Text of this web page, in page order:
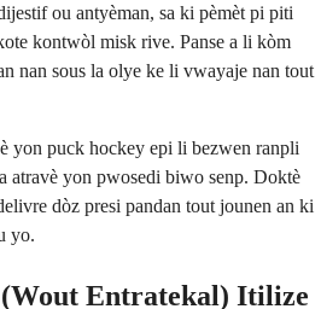
ou antyèman, sa ki pèmèt pi piti
kontwòl misk rive. Panse a li kòm
nan sous la olye ke li vwayaje nan tout
yon puck hockey epi li bezwen ranpli
atravè yon pwosedi biwo senp. Doktè
dòz presi pandan tout jounen an ki
yo.
Entratekal) Itilize